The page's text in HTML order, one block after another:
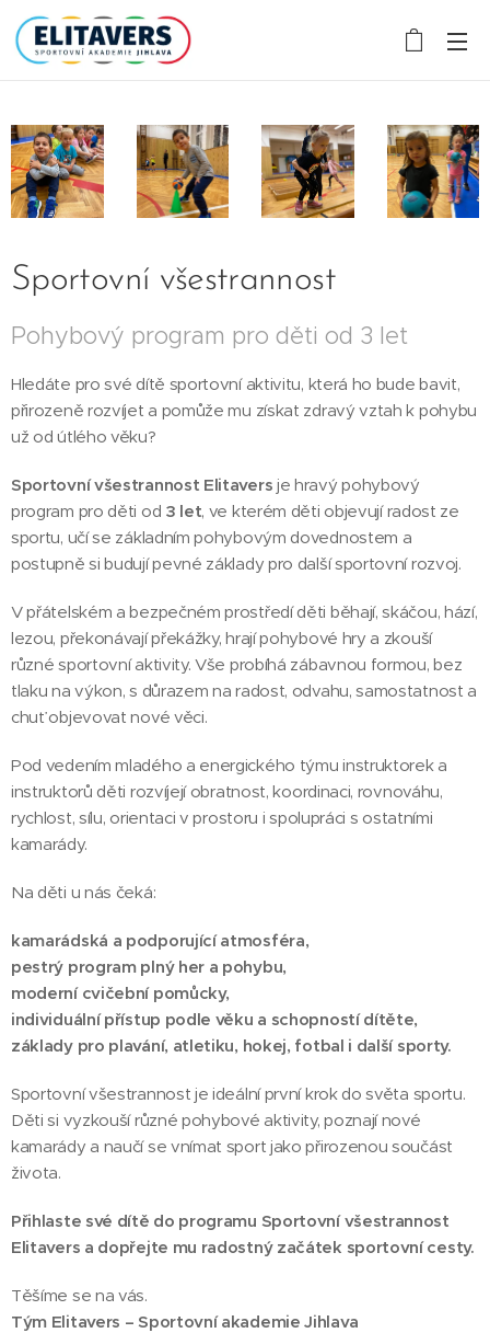
Sportovní všestrannost
Pohybový program pro děti od 3 let
Hledáte pro své dítě sportovní aktivitu, která ho bude bavit,
přirozeně rozvíjet a pomůže mu získat zdravý vztah k pohybu
už od útlého věku?
Sportovní všestrannost Elitavers je hravý pohybový
program pro děti od 3 let, ve kterém děti objevují radost ze
sportu, učí se základním pohybovým dovednostem a
postupně si budují pevné základy pro další sportovní rozvoj.
V přátelském a bezpečném prostředí děti běhají, skáčou, hází,
lezou, překonávají překážky, hrají pohybové hry a zkouší
různé sportovní aktivity. Vše probíhá zábavnou formou, bez
tlaku na výkon, s důrazem na radost, odvahu, samostatnost a
chuť objevovat nové věci.
Pod vedením mladého a energického týmu instruktorek a
instruktorů děti rozvíjejí obratnost, koordinaci, rovnováhu,
rychlost, sílu, orientaci v prostoru i spolupráci s ostatními
kamarády.
Na děti u nás čeká:
kamarádská a podporující atmosféra,
pestrý program plný her a pohybu,
moderní cvičební pomůcky,
individuální přístup podle věku a schopností dítěte,
základy pro plavání, atletiku, hokej, fotbal i další sporty.
Sportovní všestrannost je ideální první krok do světa sportu.
Děti si vyzkouší různé pohybové aktivity, poznají nové
kamarády a naučí se vnímat sport jako přirozenou součást
života.
Přihlaste své dítě do programu Sportovní všestrannost
Elitavers a dopřejte mu radostný začátek sportovní cesty.
Těšíme se na vás.
Tým Elitavers – Sportovní akademie Jihlava